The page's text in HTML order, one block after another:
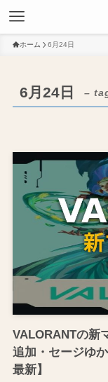
ホーム 6月24日
6月24日 –
VALORANTの新
追加・セージゆ
最新】